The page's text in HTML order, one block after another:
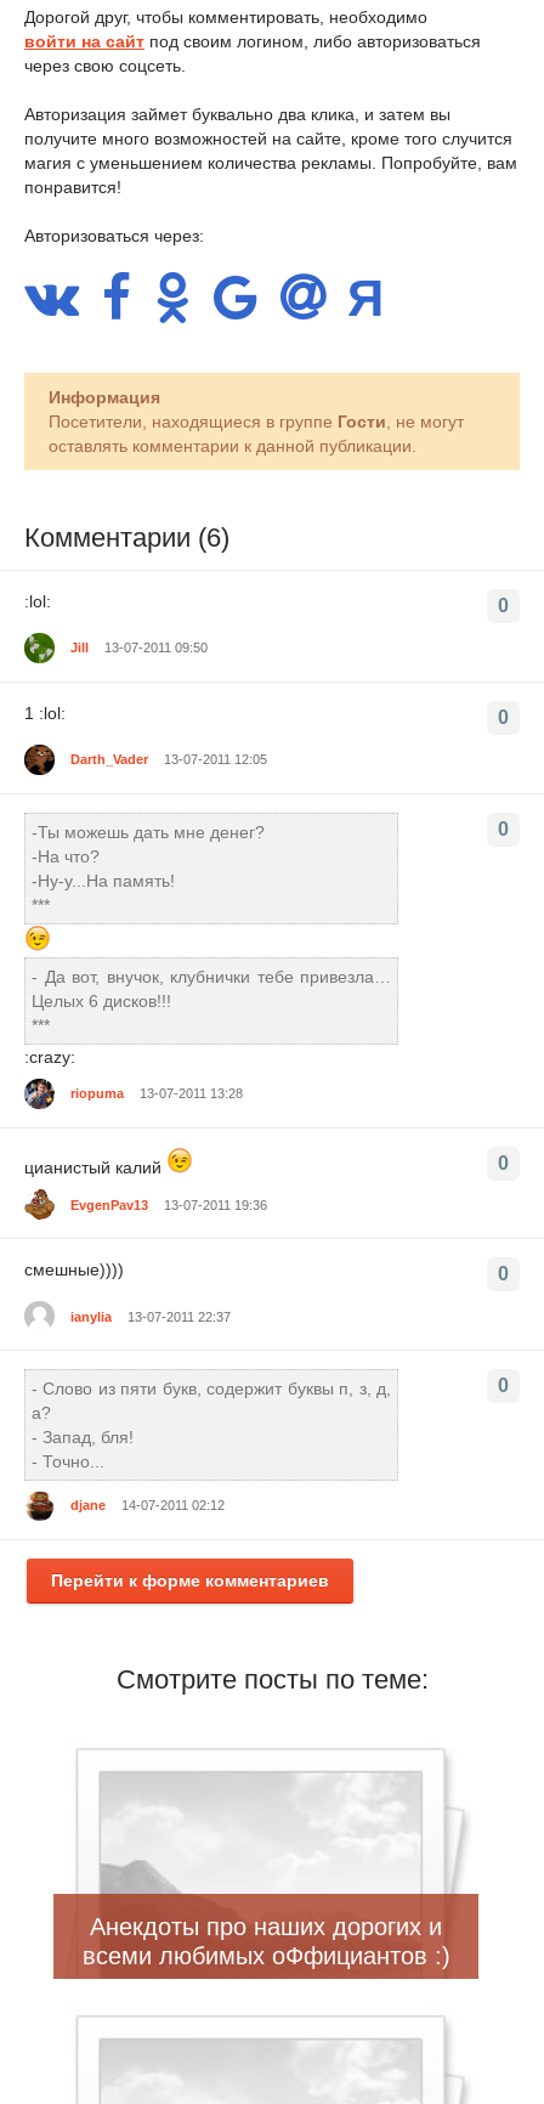
Дорогой друг, чтобы комментировать, необходимо
войти на сайт под своим логином, либо авторизоваться
через свою соцсеть.
Авторизация займет буквально два клика, и затем вы
получите много возможностей на сайте, кроме того случится
магия с уменьшением количества рекламы. Попробуйте, вам
понравится!
Авторизоваться через:
Информация
Посетители, находящиеся в группе Гости , не могут
оставлять комментарии к данной публикации.
Комментарии (6)
0
:lol:
Jill 13-07-2011 09:50
0
1 :lol:
Darth_Vader 13-07-2011 12:05
0
-Ты можешь дать мне денег?
-На что?
-Ну-у...На память!
***
- Да вот, внучок, клубнички тебе привезла…
Целых 6 дисков!!!
***
:crazy:
riopuma 13-07-2011 13:28
0
цианистый калий
EvgenPav13 13-07-2011 19:36
0
смешные))))
ianylia 13-07-2011 22:37
0
- Слово из пяти букв, содержит буквы п, з, д,
а?
- Запад, бля!
- Точно...
djane 14-07-2011 02:12
Перейти к форме комментариев
Смотрите посты по теме:
Анекдоты про наших дорогих и
всеми любимых оФфициантов :)